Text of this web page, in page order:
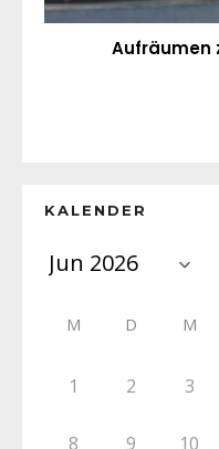
Aufräumen
KALENDER
M D M
1 2 3
8 9 10